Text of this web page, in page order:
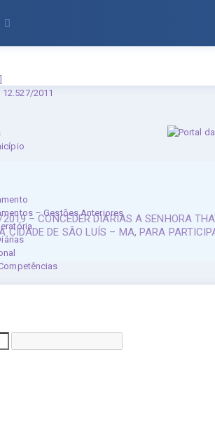
2011
– Gestões Anteriores
– CONCEDER DIÁRIAS A SENHORA
CIDADE DE SÃO LUÍS – MA, PARA